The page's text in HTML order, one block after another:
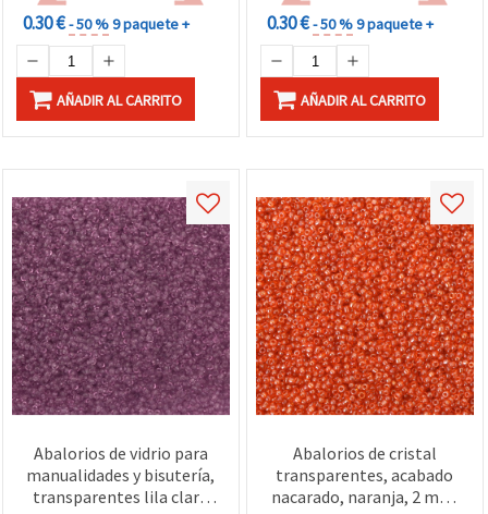
0.30 €- 50 %9 paquete +
AÑADIR AL CARRITO
0.30 €- 50 %9 paquete +
AÑADIR AL CARRITO
Abalorios de vidrio para
manualidades y bisutería,
transparentes lila claro
Abalorios de cristal
transparentes, acabado
nacarado, naranja, 2 mm,